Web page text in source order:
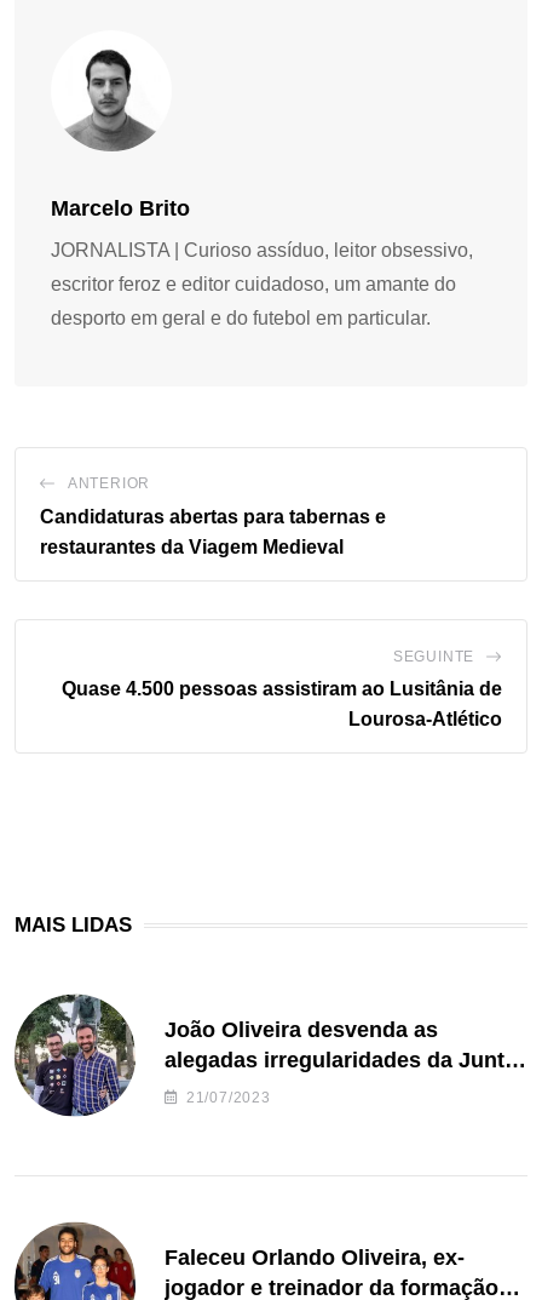
Marcelo Brito
JORNALISTA | Curioso assíduo, leitor obsessivo,
escritor feroz e editor cuidadoso, um amante do
desporto em geral e do futebol em particular.
ANTERIOR
Candidaturas abertas para tabernas e
restaurantes da Viagem Medieval
SEGUINTE
Quase 4.500 pessoas assistiram ao Lusitânia de
Lourosa-Atlético
MAIS LIDAS
João Oliveira desvenda as
alegadas irregularidades da Junta
de Freguesia S. João de Ver
21/07/2023
Faleceu Orlando Oliveira, ex-
jogador e treinador da formação